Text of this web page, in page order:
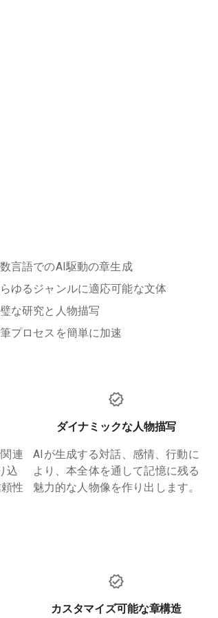
言語でのAI駆動の章生成
ゆるジャンルに適応可能な文体
な研究と人物描写
プロセスを簡単に加速
連
込
性
ダイナミックな人物描写
AIが生成する対話、感情、行動に
より、本全体を通して記憶に残る
魅力的な人物像を作り出します。
カスタマイズ可能な章構造